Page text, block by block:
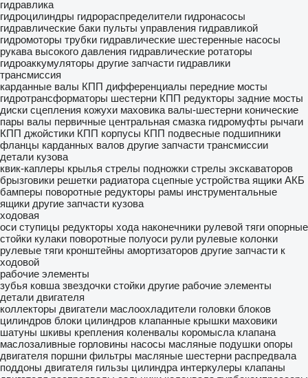
гидравлика
гидроцилиндры гидрораспределители гидронасосы
гидравлические баки пульты управления гидравликой
гидромоторы трубки гидравлические шестеренные насосы
рукава высокого давления гидравлические ротаторы
гидроаккумуляторы другие запчасти гидравлики
трансмиссия
карданные валы КПП дифференциалы передние мосты
гидротрансформаторы шестерни КПП редукторы задние мосты
диски сцепления кожухи маховика валы-шестерни конические
пары валы первичные центральная смазка гидромуфты рычаги
КПП джойстики КПП корпусы КПП подвесные подшипники
фланцы карданных валов другие запчасти трансмиссии
детали кузова
квик-каплеры крылья стрелы подножки стрелы экскаваторов
брызговики решетки радиатора сцепные устройства ящики АКБ
бамперы поворотные редукторы рамы инструментальные
ящики другие запчасти кузова
ходовая
оси ступицы редукторы хода наконечники рулевой тяги опорные
стойки кулаки поворотные полуоси рули рулевые колонки
рулевые тяги кронштейны амортизаторов другие запчасти к
ходовой
рабочие элементы
зубья ковша звездочки стойки другие рабочие элементы
детали двигателя
коллекторы двигатели маслоохладители головки блоков
цилиндров блоки цилиндров клапанные крышки маховики
шатуны шкивы крепления коленвалы коромысла клапана
маслозаливные горловины насосы масляные подушки опоры
двигателя поршни фильтры масляные шестерни распредвала
поддоны двигателя гильзы цилиндра интеркулеры клапаны